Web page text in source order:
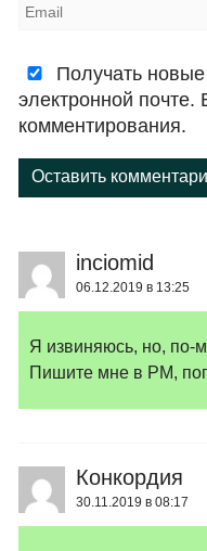
Получать
электронной
комментирования.
Оставить
inciomid
06.12.2019 в 13:25
Я извиняюсь, но, по-
Пишите мне в PM,
Конкордия
30.11.2019 в 08:17